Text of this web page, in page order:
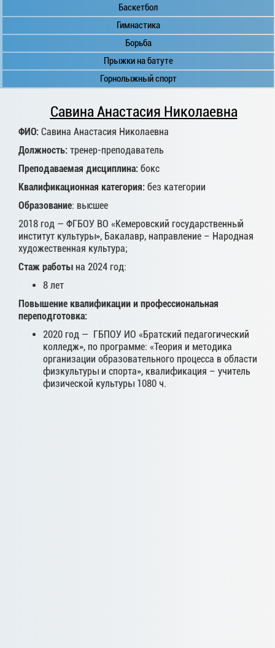
Баскетбол
Гимнастика
Борьба
Прыжки на батуте
Горнолыжный спорт
Савина Анастасия Николаевна
ФИО: Савина Анастасия Николаевна
Должность: тренер-преподаватель
Преподаваемая дисциплина: бокс
Квалификационная категория: без категории
Образование: высшее
2018 год — ФГБОУ ВО «Кемеровский государственный
институт культуры», Бакалавр, направление – Народная
художественная культура;
Стаж работы на 2024 год:
8 лет
Повышение квалификации и профессиональная
переподготовка:
2020 год — ГБПОУ ИО «Братский педагогический
колледж», по программе: «Теория и методика
организации образовательного процесса в области
физкультуры и спорта», квалификация – учитель
физической культуры 1080 ч.